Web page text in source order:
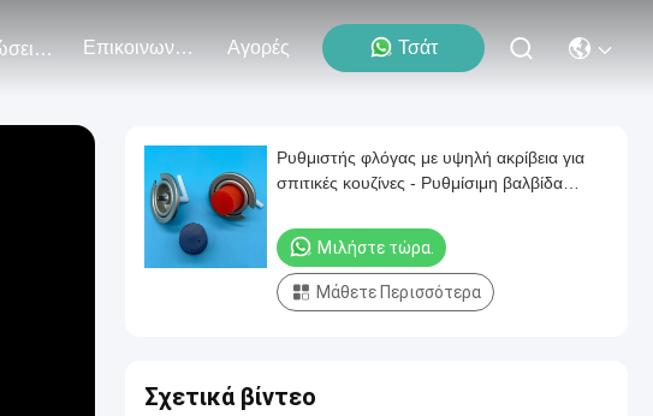
Εκδηλώσεις Επικοινωνήστε Μαζί Μας Αγορές Τσάτ
Ρυθμιστής φλόγας με υψηλή ακρίβεια για
σπιτικές κουζίνες - Ρυθμίσιμη βαλβίδα
αποτελεσματικός
Μιλήστε τώρα.
Μάθετε Περισσότερα
Σχετικά βίντεο